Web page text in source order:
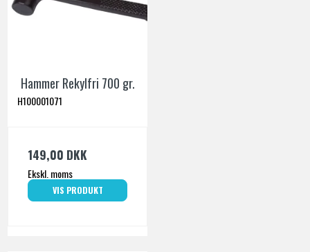
Hammer Rekylfri 700 gr.
H100001071
149,00 DKK
Ekskl. moms
VIS PRODUKT